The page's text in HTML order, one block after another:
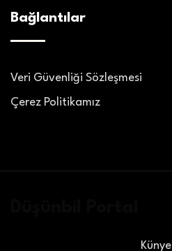
Bağlantılar
Veri Güvenliği Sözleşmesi
Çerez Politikamız
Künye